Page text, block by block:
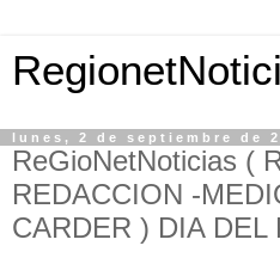
lunes, 2 de septiembre de
ReGioNetNoticias (
REDACCION -
CARDER ) DIA DEL